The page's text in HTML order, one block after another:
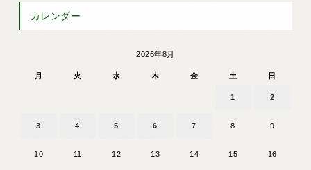
カレンダー
2026年8月
月 火 水 木 金 土 日
1 2
3 4 5 6 7 8 9
10 11 12 13 14 15 16